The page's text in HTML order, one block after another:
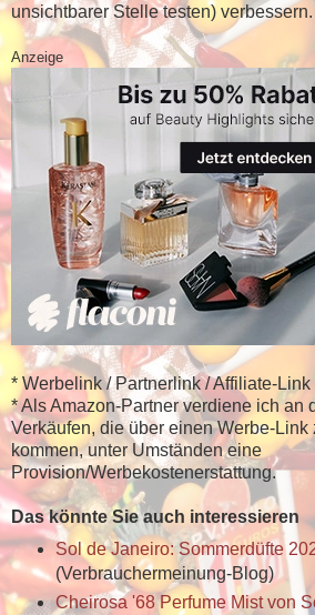
unsichtbarer Stelle testen) verbessern.
Anzeige
* Werbelink / Partnerlink / Affiliate-Link
* Als Amazon-Partner verdiene ich an
Verkäufen, die über einen Werbe-Link
kommen, unter Umständen eine
Provision/Werbekostenerstattung.
Das könnte Sie auch interessieren
Sol de Janeiro: Sommerdüfte
(Verbrauchermeinung-Blog)
Cheirosa '68 Perfume Mist von